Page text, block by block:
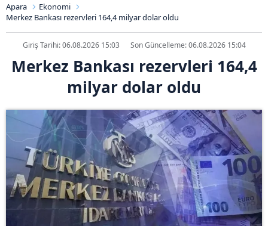
Apara
Ekonomi
Merkez Bankası rezervleri 164,4 milyar dolar oldu
Giriş Tarihi: 06.08.2026 15:03 Son Güncelleme: 06.08.2026 15:04
Merkez Bankası rezervleri 164,4
milyar dolar oldu